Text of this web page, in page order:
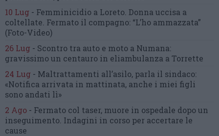
10 Lug - Femminicidio a Loreto. Donna uccisa a
coltellate. Fermato il compagno: “L’ho ammazzata”
(Foto-Video)
26 Lug - Scontro tra auto e moto a Numana:
gravissimo un centauro in eliambulanza a Torrette
24 Lug - Maltrattamenti all’asilo, parla il sindaco:
«Notifica arrivata in mattinata, anche i miei figli
sono andati lì»
2 Ago - Fermato col taser, muore in ospedale dopo un
inseguimento. Indagini in corso per accertare le
cause